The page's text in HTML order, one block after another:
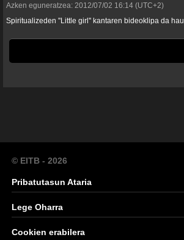
Azken eguneratzea: 2012/07/02 16:14 (UTC+2)
Spiritualizeden ''Little girl'' kantaren bideoklipa da hau.
© EITB - 2026
Pribatutasun Ataria
Lege Oharra
Cookien erabilera